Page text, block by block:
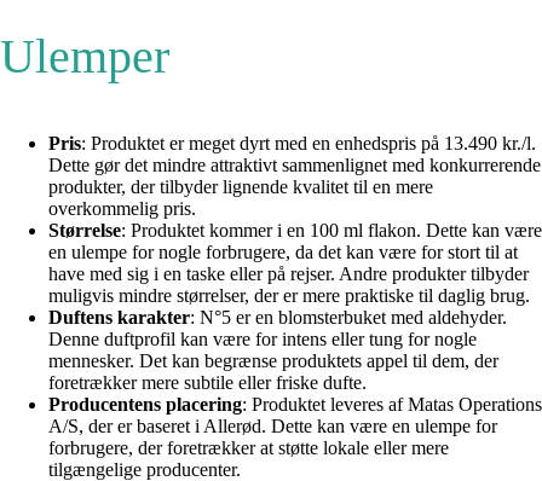
Ulemper
Pris: Produktet er meget dyrt med en enhedspris på 13.490 kr./l.
Dette gør det mindre attraktivt sammenlignet med konkurrerende
produkter, der tilbyder lignende kvalitet til en mere
overkommelig pris.
Størrelse: Produktet kommer i en 100 ml flakon. Dette kan være
en ulempe for nogle forbrugere, da det kan være for stort til at
have med sig i en taske eller på rejser. Andre produkter tilbyder
muligvis mindre størrelser, der er mere praktiske til daglig brug.
Duftens karakter: N°5 er en blomsterbuket med aldehyder.
Denne duftprofil kan være for intens eller tung for nogle
mennesker. Det kan begrænse produktets appel til dem, der
foretrækker mere subtile eller friske dufte.
Producentens placering: Produktet leveres af Matas Operations
A/S, der er baseret i Allerød. Dette kan være en ulempe for
forbrugere, der foretrækker at støtte lokale eller mere
tilgængelige producenter.